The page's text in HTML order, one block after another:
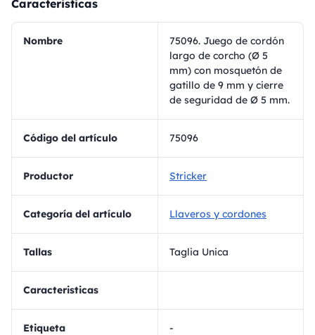
Caracteristicas
Nombre
75096. Juego de cordón
largo de corcho (Ø 5
mm) con mosquetón de
gatillo de 9 mm y cierre
de seguridad de Ø 5 mm.
Código del artículo 75096
Productor Stricker
Categoría del artículo Llaveros y cordones
Tallas Taglia Unica
Caracteristicas
Etiqueta -